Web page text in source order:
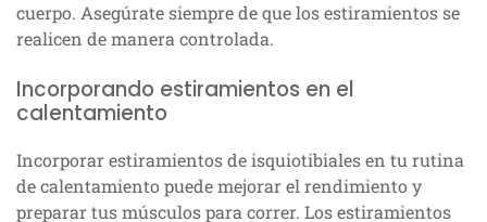
cuerpo. Asegúrate siempre de que los estiramientos se
realicen de manera controlada.
Incorporando estiramientos en el
calentamiento
Incorporar estiramientos de isquiotibiales en tu rutina
de calentamiento puede mejorar el rendimiento y
preparar tus músculos para correr. Los estiramientos